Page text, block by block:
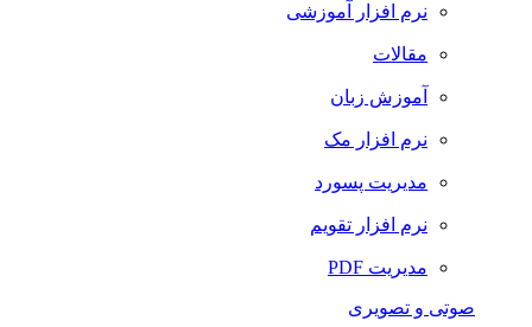
نرم افزار آموزشی
مقالات
آموزش زبان
نرم افزار مک
مدیریت پسورد
نرم افزار تقویم
مدیریت PDF
صوتی و تصویری